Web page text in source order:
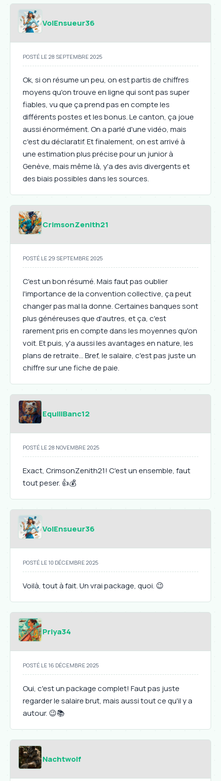
VolEnsueur36
POSTÉ LE 28 SEPTEMBRE 2025
Ok, si on résume un peu, on est partis de chiffres
moyens qu'on trouve en ligne qui sont pas super
fiables, vu que ça prend pas en compte les
différents postes et les bonus. Le canton, ça joue
aussi énormément. On a parlé d'une vidéo, mais
c'est du déclaratif. Et finalement, on est arrivé à
une estimation plus précise pour un junior à
Genève, mais même là, y'a des avis divergents et
des biais possibles dans les sources.
CrimsonZenith21
POSTÉ LE 29 SEPTEMBRE 2025
C'est un bon résumé. Mais faut pas oublier
l'importance de la convention collective, ça peut
changer pas mal la donne. Certaines banques sont
plus généreuses que d'autres, et ça, c'est
rarement pris en compte dans les moyennes qu'on
voit. Et puis, y'a aussi les avantages en nature, les
plans de retraite... Bref, le salaire, c'est pas juste un
chiffre sur une fiche de paie.
EquiliBanc12
POSTÉ LE 28 NOVEMBRE 2025
Exact, CrimsonZenith21! C'est un ensemble, faut
tout peser. 👍💰
VolEnsueur36
POSTÉ LE 10 DÉCEMBRE 2025
Voilà, tout à fait. Un vrai package, quoi. 😉
Priya34
POSTÉ LE 16 DÉCEMBRE 2025
Oui, c'est un package complet! Faut pas juste
regarder le salaire brut, mais aussi tout ce qu'il y a
autour. 😉📚
Nachtwolf